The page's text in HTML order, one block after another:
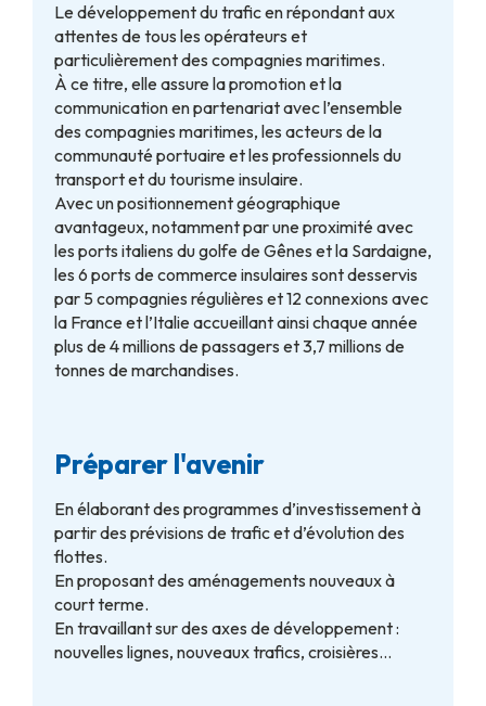
Le développement du trafic en répondant aux
attentes de tous les opérateurs et
particulièrement des compagnies maritimes.
À ce titre, elle assure la promotion et la
communication en partenariat avec l’ensemble
des compagnies maritimes, les acteurs de la
communauté portuaire et les professionnels du
transport et du tourisme insulaire.
Avec un positionnement géographique
avantageux, notamment par une proximité avec
les ports italiens du golfe de Gênes et la Sardaigne,
les 6 ports de commerce insulaires sont desservis
par 5 compagnies régulières et 12 connexions avec
la France et l’Italie accueillant ainsi chaque année
plus de 4 millions de passagers et 3,7 millions de
tonnes de marchandises.
Préparer l'avenir
En élaborant des programmes d’investissement à
partir des prévisions de trafic et d’évolution des
flottes.
En proposant des aménagements nouveaux à
court terme.
En travaillant sur des axes de développement :
nouvelles lignes, nouveaux trafics, croisières…